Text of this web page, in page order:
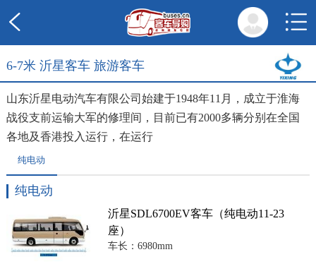
6-7米 沂星客车 旅游客车
山东沂星电动汽车有限公司始建于1948年11月，成立于淮海
战役支前运输大军的修理间，目前已有2000多辆分别在全国
各地及香港投入运行，在运行
纯电动
纯电动
沂星SDL6700EV客车（纯电动11-23
座）
车长：6980mm